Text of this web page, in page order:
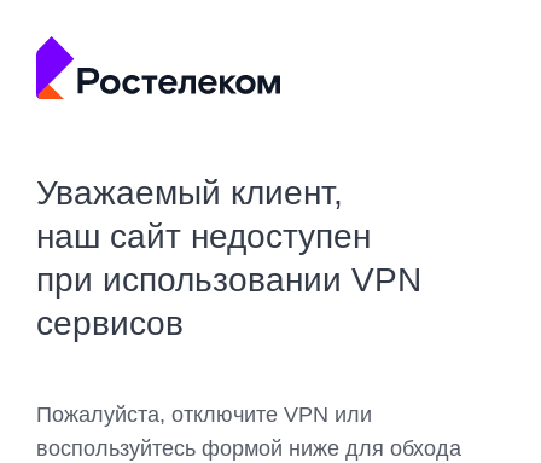
Уважаемый клиент,
наш сайт недоступен
при использовании VPN
сервисов
Пожалуйста, отключите VPN или
воспользуйтесь формой ниже для обхода